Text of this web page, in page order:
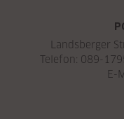
Landsberger
Telefon: 089-
E-